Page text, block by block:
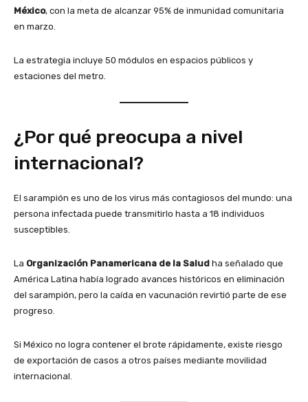
México, con la meta de alcanzar 95% de inmunidad comunitaria
en marzo.
La estrategia incluye 50 módulos en espacios públicos y
estaciones del metro.
¿Por qué preocupa a nivel
internacional?
El sarampión es uno de los virus más contagiosos del mundo: una
persona infectada puede transmitirlo hasta a 18 individuos
susceptibles.
La Organización Panamericana de la Salud ha señalado que
América Latina había logrado avances históricos en eliminación
del sarampión, pero la caída en vacunación revirtió parte de ese
progreso.
Si México no logra contener el brote rápidamente, existe riesgo
de exportación de casos a otros países mediante movilidad
internacional.